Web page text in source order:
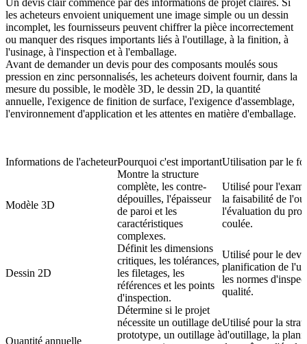
Un devis clair commence par des informations de projet claires. Si
les acheteurs envoient uniquement une image simple ou un dessin
incomplet, les fournisseurs peuvent chiffrer la pièce incorrectement
ou manquer des risques importants liés à l'outillage, à la finition, à
l'usinage, à l'inspection et à l'emballage.
Avant de demander un devis pour des composants moulés sous
pression en zinc personnalisés, les acheteurs doivent fournir, dans la
mesure du possible, le modèle 3D, le dessin 2D, la quantité
annuelle, l'exigence de finition de surface, l'exigence d'assemblage,
l'environnement d'application et les attentes en matière d'emballage.
Informations de l'acheteurPourquoi c'est importantUtilisation par le
Modèle 3D
Montre la structure
complète, les contre-
dépouilles, l'épaisseur
de paroi et les
caractéristiques
complexes.
Utilisé pour
la faisabilité de
l'évaluation du
coulée.
Dessin 2D
Définit les dimensions
critiques, les tolérances,
les filetages, les
références et les points
d'inspection.
Utilisé pour le
planification de
les normes
qualité.
Quantité annuelle
Détermine si le projet
nécessite un outillage de
prototype, un outillage à
Utilisé pour la
d'outillage, la